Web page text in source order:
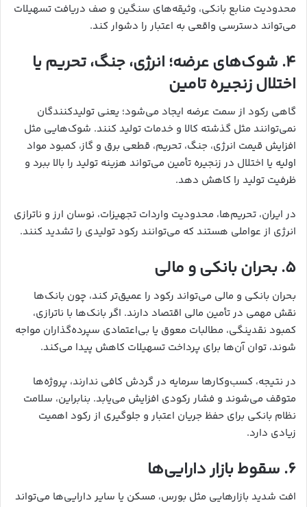
محدودیت منابع بانکی، وثیقه‌های سنگین و صف دریافت تسهیلات
می‌تواند دسترسی واقعی به اعتبار را دشوار کند.
۴. شوک‌های عرضه؛ انرژی، جنگ، تحریم یا
اختلال زنجیره تامین
گاهی رکود از سمت عرضه ایجاد می‌شود؛ یعنی تولیدکنندگان
نمی‌توانند مثل گذشته کالا و خدمات تولید کنند. شوک‌هایی مثل
افزایش قیمت انرژی، جنگ، تحریم، قطعی برق و گاز، کمبود مواد
اولیه یا اختلال در زنجیره تأمین می‌تواند هزینه تولید را بالا ببرد و
ظرفیت تولید را کاهش دهد.
در ایران، تحریم‌ها، محدودیت واردات تجهیزات، نوسان ارز و ناترازی
انرژی از عواملی هستند که می‌توانند رکود تولیدی را تشدید کنند.
۵. بحران بانکی و مالی
بحران بانکی و مالی می‌تواند رکود را عمیق‌تر کند، چون بانک‌ها
نقش مهمی در تأمین مالی اقتصاد دارند. اگر بانک‌ها با ناترازی،
کمبود نقدینگی، مطالبات معوق یا بی‌اعتمادی سپرده‌گذاران مواجه
شوند، توان آن‌ها برای پرداخت تسهیلات کاهش پیدا می‌کند.
در نتیجه، کسب‌وکارها سرمایه در گردش کافی ندارند، پروژه‌ها
متوقف می‌شوند و فشار رکودی افزایش می‌یابد. بنابراین، سلامت
نظام بانکی برای حفظ جریان اعتبار و جلوگیری از رکود اهمیت
زیادی دارد.
۶. سقوط بازار دارایی‌ها
افت شدید بازارهایی مثل بورس، مسکن یا سایر دارایی‌ها می‌تواند